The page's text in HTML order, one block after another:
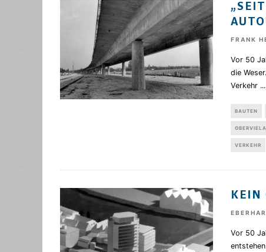
FRANK
Vor 50
die
Verkehr ...
BAUTEN
VERKEHR
KEIN
Vor 50